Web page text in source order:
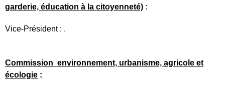
garderie, éducation à la citoyenneté) :
Vice-Président : .
Commission environnement, urbanisme, agricole et
écologie :